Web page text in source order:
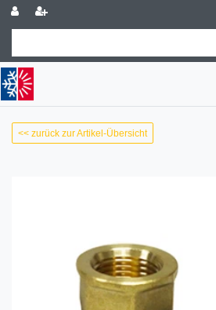
<< zurück zur Artikel-Übersicht